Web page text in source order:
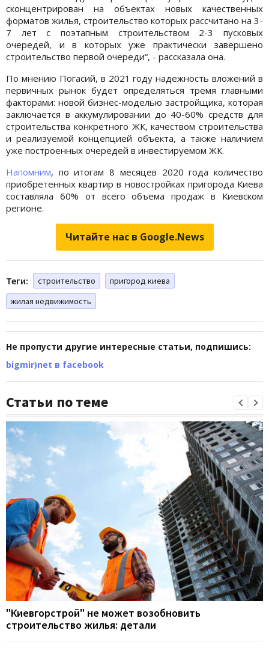
сконцентрирован на объектах новых качественных
форматов жилья, строительство которых рассчитано на 3-
7 лет с поэтапным строительством 2-3 пусковых
очередей, и в которых уже практически завершено
строительство первой очереди“, - рассказала она.
По мнению Погасий, в 2021 году надежность вложений в
первичных рынок будет определяться тремя главными
факторами: новой бизнес-моделью застройщика, которая
заключается в аккумулировании до 40-60% средств для
строительства конкретного ЖК, качеством строительства
и реализуемой концепцией объекта, а также наличием
уже построенных очередей в инвестируемом ЖК.
Напомним, по итогам 8 месяцев 2020 года количество
приобретенных квартир в новостройках пригорода Киева
составляла 60% от всего объема продаж в Киевском
регионе.
Читайте нас в Google.News
Теги: строительство
пригород киева
жилая недвижимость
Не пропусти другие интересные статьи, подпишись:
bigmir)net в facebook
Статьи по теме
"Киевгорстрой" не может возобновить
строительство жилья: детали